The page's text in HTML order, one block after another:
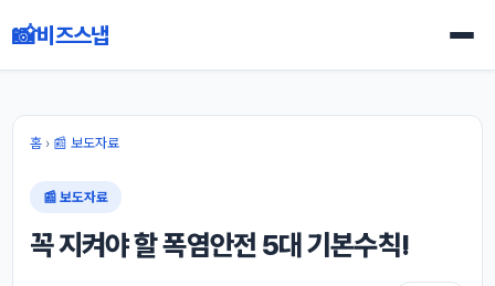
📸비즈스냅
홈› 📰 보도자료
📰 보도자료
꼭 지켜야 할 폭염안전 5대 기본수칙!